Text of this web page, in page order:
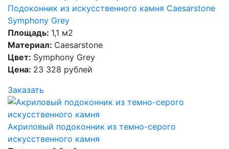
Подоконник из искусственного камня Caesarstone
Symphony Grey
Площадь: 1,1 м2
Материал: Caesarstone
Цвет: Symphony Grey
Цена: 23 328 рублей
Заказать
Акриловый подоконник из темно-серого
искусственного камня